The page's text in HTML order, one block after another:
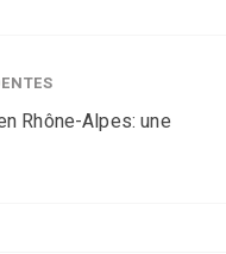
Rhône-Alpes: une